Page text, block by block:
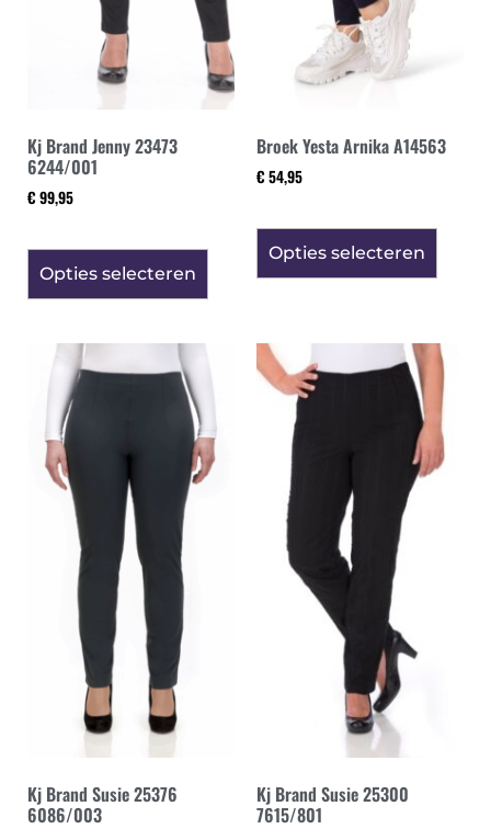
Kj Brand Jenny 23473
6244/001
€ 99,95
Opties selecteren
Broek Yesta Arnika A14563
€ 54,95
Opties selecteren
Kj Brand Susie 25376
6086/003
Kj Brand Susie 25300
7615/801